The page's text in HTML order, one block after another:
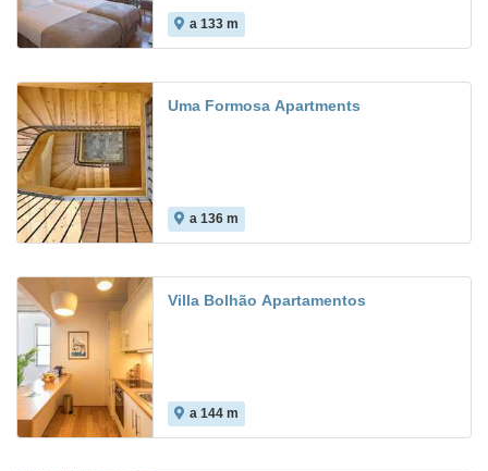
a 133 m
Uma Formosa Apartments
a 136 m
Villa Bolhão Apartamentos
a 144 m